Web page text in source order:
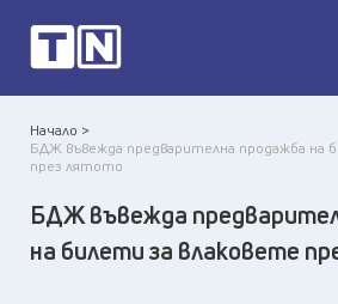
Начало >
БДЖ въвежда предварителна продажба на
през лятото
БДЖ въвежда
на билети за влаковете